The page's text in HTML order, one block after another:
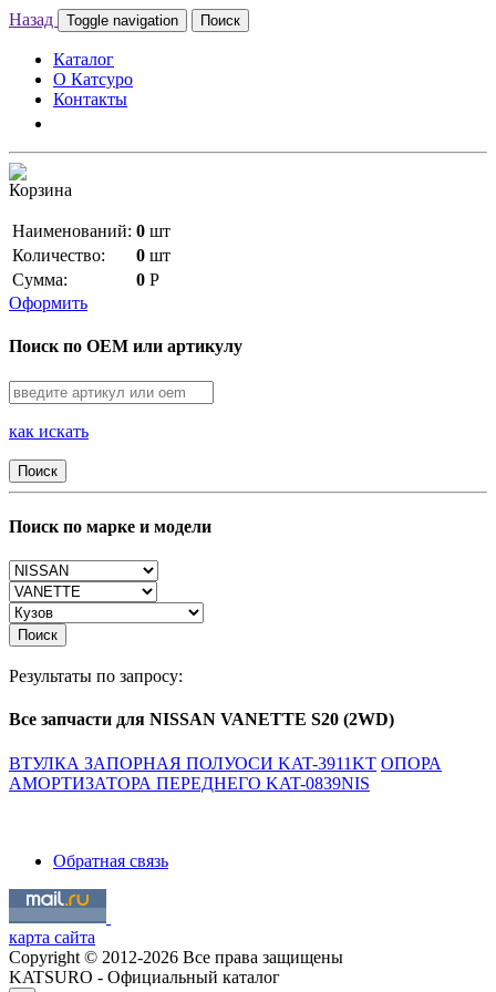
Назад Toggle navigation Поиск
Каталог
О Катсуро
Контакты
Корзина
Наименований: 0 шт
Количество:
0 шт
Сумма:
0 Р
Оформить
Поиск по OEM или артикулу
как искать
Поиск
Поиск по марке и модели
Поиск
Результаты по запросу:
Все запчасти для NISSAN VANETTE S20 (2WD)
ВТУЛКА ЗАПОРНАЯ ПОЛУОСИ KAT-3911KT ОПОРА
АМОРТИЗАТОРА ПЕРЕДНЕГО KAT-0839NIS
Обратная связь
карта сайта
Copyright © 2012-2026 Все права защищены
KATSURO - Официальный каталог